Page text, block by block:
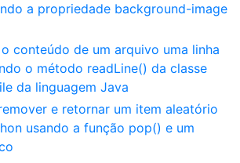
a propriedade background-image
conteúdo de um arquivo uma linha
o método readLine() da classe
da linguagem Java
e retornar um item aleatório
usando a função pop() e um